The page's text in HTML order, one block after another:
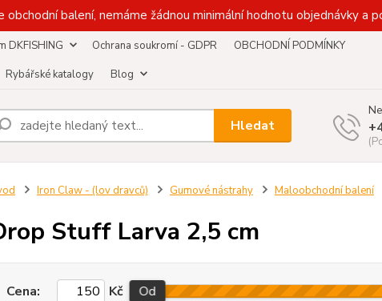
obchodní balení, nemáme žádnou minimální hodnotu objednávky a
DKFISHING Ochrana soukromí - GDPR
OBCHODNÍ PODMÍNKY
Rybářské katalogy Blog
Hledat
Iron Claw - (lov dravců) Gumové nástrahy Maloobchodní balení
Stuff Larva 2,5 cm
Cena: Kč Od